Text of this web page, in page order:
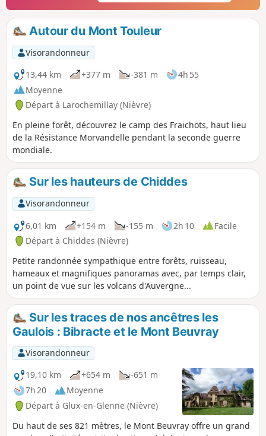
Autour du Mont Touleur
Visorandonneur
13,44 km
+377 m -381 m
4h 55
Moyenne
Départ à Larochemillay (Nièvre)
En pleine forêt, découvrez le camp des Fraichots, haut lieu
de la Résistance Morvandelle pendant la seconde guerre
mondiale.
Sur les hauteurs de Chiddes
Visorandonneur
6,01 km
+154 m -155 m 2h 10
Facile
Départ à Chiddes (Nièvre)
Petite randonnée sympathique entre forêts, ruisseau,
hameaux et magnifiques panoramas avec, par temps clair,
un point de vue sur les volcans d'Auvergne...
Sur les traces de nos ancêtres les
Gaulois : Bibracte et le Mont Beuvray
Visorandonneur
19,10 km
+654 m
-651 m
7h 20
Moyenne
Départ à Glux-en-Glenne (Nièvre)
Du haut de ses 821 mètres, le Mont Beuvray offre un grand